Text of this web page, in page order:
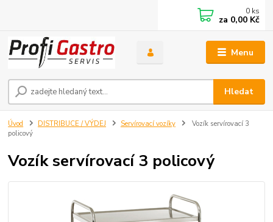
Menu
Hledat
0 ks
za 0,00 Kč
Úvod DISTRIBUCE / VÝDEJ Servírovací vozíky
Vozík servírovací 3
policový
Vozík servírovací 3 policový